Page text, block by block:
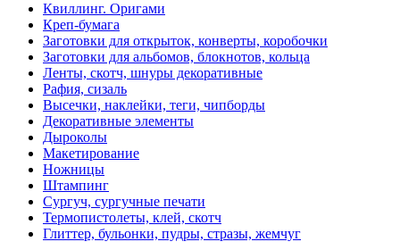
Квиллинг. Оригами
Креп-бумага
Заготовки для открыток, конверты, коробочки
Заготовки для альбомов, блокнотов, кольца
Ленты, скотч, шнуры декоративные
Рафия, сизаль
Высечки, наклейки, теги, чипборды
Декоративные элементы
Дыроколы
Макетирование
Ножницы
Штампинг
Сургуч, сургучные печати
Термопистолеты, клей, скотч
Глиттер, бульонки, пудры, стразы, жемчуг